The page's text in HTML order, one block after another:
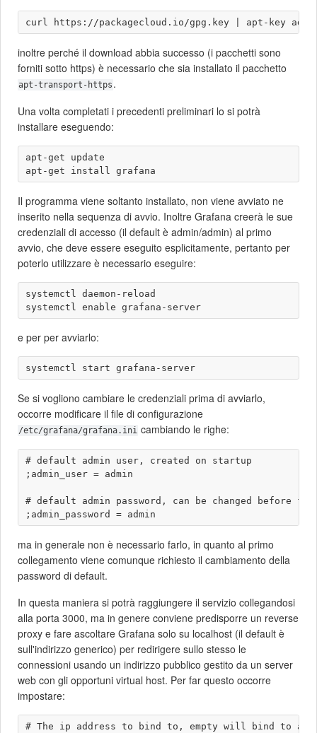
inoltre perché il download abbia successo (i pacchetti sono
forniti sotto https) è necessario che sia installato il pacchetto
apt-transport-https .
Una volta completati i precedenti preliminari lo si potrà
installare eseguendo:
apt-get update
Il programma viene soltanto installato, non viene avviato ne
inserito nella sequenza di avvio. Inoltre Grafana creerà le sue
credenziali di accesso (il default è admin/admin) al primo
avvio, che deve essere eseguito esplicitamente, pertanto per
poterlo utilizzare è necessario eseguire:
systemctl daemon-reload
e per per avviarlo:
Se si vogliono cambiare le credenziali prima di avviarlo,
occorre modificare il file di configurazione
/etc/grafana/grafana.ini cambiando le righe:
# default admin user, created on startup
;admin_user = admin
# default admin password, can be changed
ma in generale non è necessario farlo, in quanto al primo
collegamento viene comunque richiesto il cambiamento della
password di default.
In questa maniera si potrà raggiungere il servizio collegandosi
alla porta 3000, ma in genere conviene predisporre un reverse
proxy e fare ascoltare Grafana solo su localhost (il default è
sull'indirizzo generico) per redirigere sullo stesso le
connessioni usando un indirizzo pubblico gestito da un server
web con gli opportuni virtual host. Per far questo occorre
impostare:
# The ip address to bind to, empty will bind to